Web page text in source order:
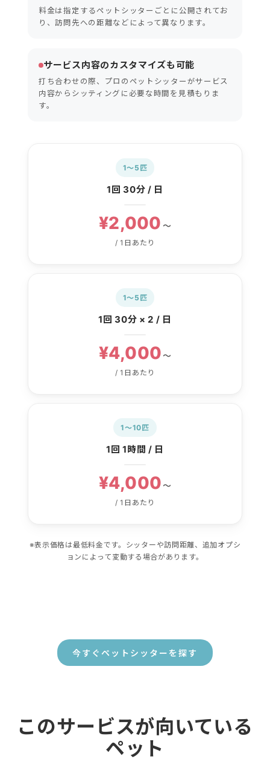
料金は指定するペットシッターごとに公開されてお
り、訪問先への距離などによって異なります。
サービス内容のカスタマイズも可能
打ち合わせの際、プロのペットシッターがサービス
内容からシッティングに必要な時間を見積もりま
す。
1〜5匹
1回 30分 / 日
¥2,000 〜
/ 1日あたり
1〜5匹
1回 30分 × 2 / 日
¥4,000〜
/ 1日あたり
1〜10匹
1回 1時間 / 日
¥4,000〜
/ 1日あたり
※表示価格は最低料金です。シッターや訪問距離、追加オプシ
ョンによって変動する場合があります。
今すぐペットシッターを探す
このサービスが向いている
ペット